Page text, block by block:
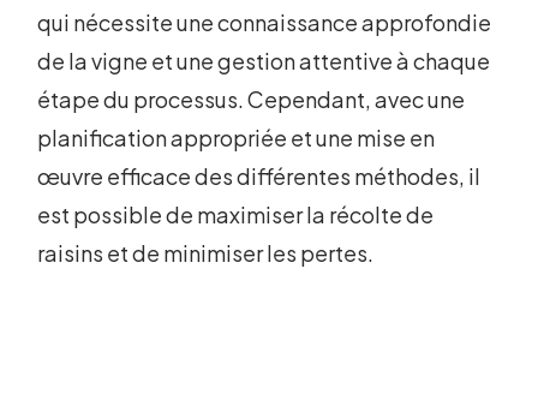
qui nécessite une connaissance approfondie
de la vigne et une gestion attentive à chaque
étape du processus. Cependant, avec une
planification appropriée et une mise en
œuvre efficace des différentes méthodes, il
est possible de maximiser la récolte de
raisins et de minimiser les pertes.